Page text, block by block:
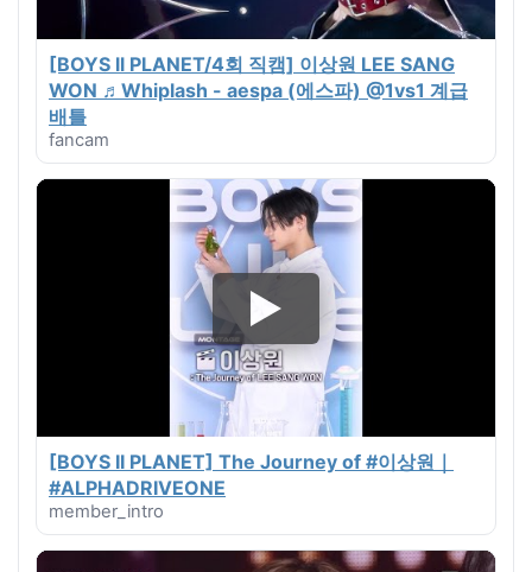
[BOYS ll PLANET/4회 직캠] 이상원 LEE SANG
WON ♬Whiplash - aespa (에스파) @1vs1 계급
배틀
fancam
[BOYS II PLANET] The Journey of #이상원｜
#ALPHADRIVEONE
member_intro